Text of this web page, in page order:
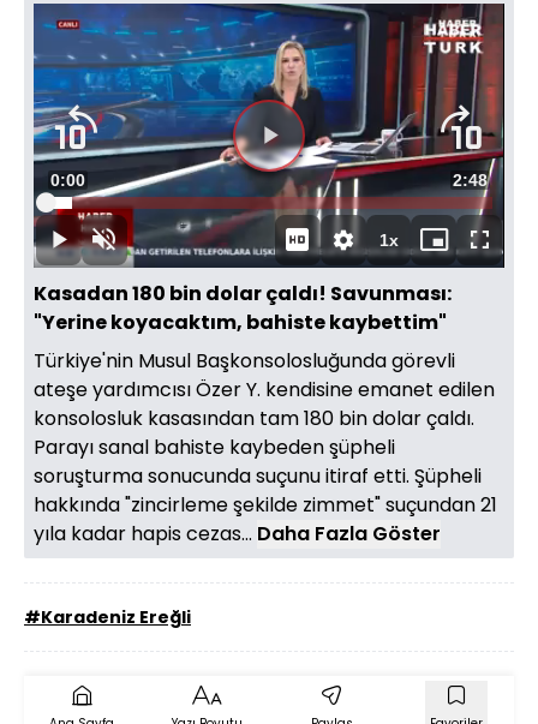
Videoyu
Oynat
OynatSesi
Aç
Süre
0:00 Toplam
Süre
2:48
Yüklendi:
5.91%
1xOynatma
Hızı
Mini
oynatıcı
Tam
Ekran
Kasadan 180 bin dolar çaldı! Savunması:
"Yerine koyacaktım, bahiste kaybettim"
Türkiye'nin Musul Başkonsolosluğunda görevli
ateşe yardımcısı Özer Y. kendisine emanet edilen
konsolosluk kasasından tam 180 bin dolar çaldı.
Parayı sanal bahiste kaybeden şüpheli
soruşturma sonucunda suçunu itiraf etti. Şüpheli
hakkında "zincirleme şekilde zimmet" suçundan 21
yıla kadar hapis cezas... Daha Fazla Göster
#Karadeniz Ereğli